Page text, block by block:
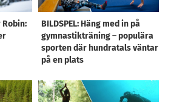
BILDSPEL: Häng med in på
gymnastikträning – populära
sporten där hundratals väntar
på en plats